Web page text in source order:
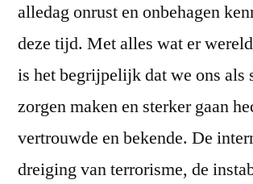
alledag onrust en onbehagen
deze tijd. Met alles wat er
is het begrijpelijk dat we ons als
zorgen maken en sterker gaan
vertrouwde en bekende. De
dreiging van terrorisme, de